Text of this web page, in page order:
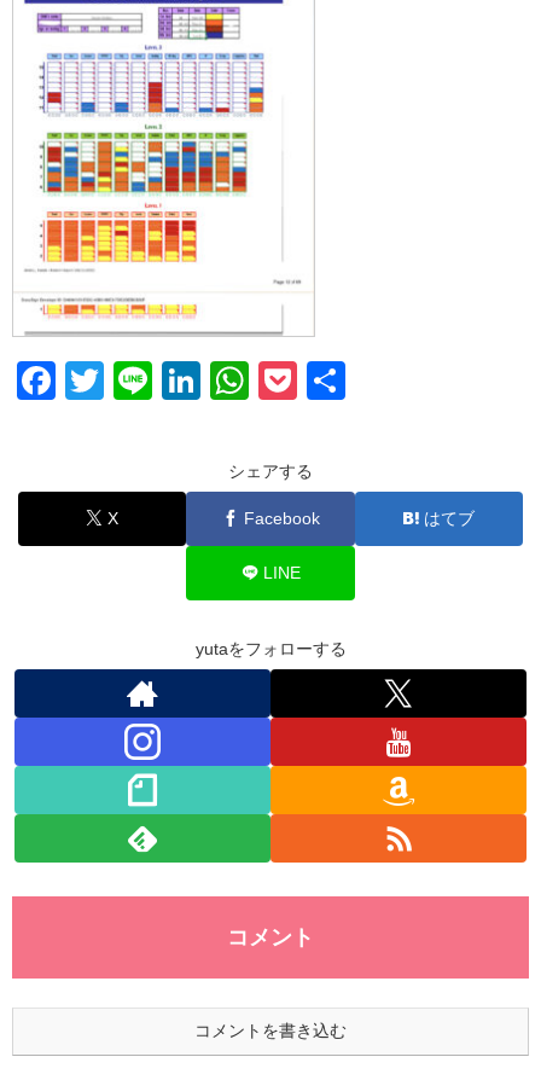
F
e
b
T
er
Li
Li
e
dI
W
at
s
A
p
p
P
ck
et
シェアする
X Facebook はてブ
LINE
yutaをフォローする
コメント
コメントを書き込む